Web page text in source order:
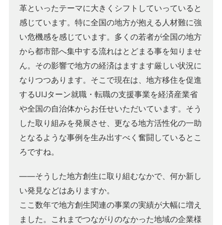
革といったテーマに大きくシフトしていっていると
感じています。特に全国の地方が抱える人材難に強
い危機感を感じています。多くの若者が全国の地方
から都市部へ集中する流れはとどまる事を知りませ
ん。その影響で地方の経済はますます厳しい状況に
なりつつあります。そこで現在は、地方移住を促進
するUIJターン就職・転職の支援事業を経済産業省
や全国の自治体からお任せいただいています。そう
した取り組みを発展させ、更なる地方活性化の一助
となるような事例を生み出すべく奮闘しているとこ
ろですね。
――そうした地方創生に取り組むなかで、何か新し
い発見などはありますか。
ここ数年で地方創生関連の事業の実績が大幅に増え
ました。これまでつながりのなかった地域の企業様